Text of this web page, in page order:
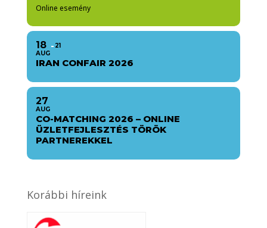
Online esemény
18
AUG
21
IRAN CONFAIR 2026
27
AUG
CO-MATCHING 2026 – ONLINE
ÜZLETFEJLESZTÉS TÖRÖK
PARTNEREKKEL
Korábbi híreink